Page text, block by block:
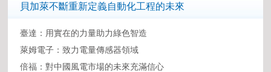
貝加萊不斷重新定義自動化工程的未來
臺達：用實在的力量助力綠色智造
萊姆電子：致力電量傳感器領域
倍福：對中國風電市場的未來充滿信心